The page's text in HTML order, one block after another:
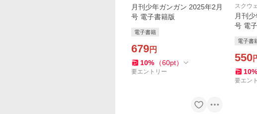
月刊少年ガンガン 2025年2月
号 電子書籍版
電子書籍
679円
10% （60pt）
要エントリー
スクウ
月刊
号 電
弘 著
ぼーい
電子書
550
10%
要エン